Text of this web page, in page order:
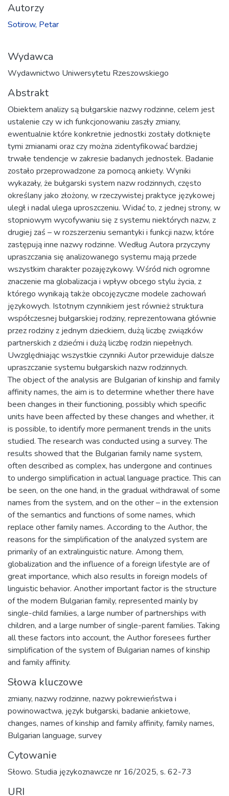
Autorzy
Sotirow, Petar
Wydawca
Wydawnictwo Uniwersytetu Rzeszowskiego
Abstrakt
Obiektem analizy są bułgarskie nazwy rodzinne, celem jest
ustalenie czy w ich funkcjonowaniu zaszły zmiany,
ewentualnie które konkretnie jednostki zostały dotknięte
tymi zmianami oraz czy można zidentyfikować bardziej
trwałe tendencje w zakresie badanych jednostek. Badanie
zostało przeprowadzone za pomocą ankiety. Wyniki
wykazały, że bułgarski system nazw rodzinnych, często
określany jako złożony, w rzeczywistej praktyce językowej
uległ i nadal ulega uproszczeniu. Widać to, z jednej strony, w
stopniowym wycofywaniu się z systemu niektórych nazw, z
drugiej zaś – w rozszerzeniu semantyki i funkcji nazw, które
zastępują inne nazwy rodzinne. Według Autora przyczyny
upraszczania się analizowanego systemu mają przede
wszystkim charakter pozajęzykowy. Wśród nich ogromne
znaczenie ma globalizacja i wpływ obcego stylu życia, z
którego wynikają także obcojęzyczne modele zachowań
językowych. Istotnym czynnikiem jest również struktura
współczesnej bułgarskiej rodziny, reprezentowana głównie
przez rodziny z jednym dzieckiem, dużą liczbę związków
partnerskich z dziećmi i dużą liczbę rodzin niepełnych.
Uwzględniając wszystkie czynniki Autor przewiduje dalsze
upraszczanie systemu bułgarskich nazw rodzinnych.
The object of the analysis are Bulgarian of kinship and family
affinity names, the aim is to determine whether there have
been changes in their functioning, possibly which specific
units have been affected by these changes and whether, it
is possible, to identify more permanent trends in the units
studied. The research was conducted using a survey. The
results showed that the Bulgarian family name system,
often described as complex, has undergone and continues
to undergo simplification in actual language practice. This can
be seen, on the one hand, in the gradual withdrawal of some
names from the system, and on the other – in the extension
of the semantics and functions of some names, which
replace other family names. According to the Author, the
reasons for the simplification of the analyzed system are
primarily of an extralinguistic nature. Among them,
globalization and the influence of a foreign lifestyle are of
great importance, which also results in foreign models of
linguistic behavior. Another important factor is the structure
of the modern Bulgarian family, represented mainly by
single-child families, a large number of partnerships with
children, and a large number of single-parent families. Taking
all these factors into account, the Author foresees further
simplification of the system of Bulgarian names of kinship
and family affinity.
Słowa kluczowe
zmiany, nazwy rodzinne, nazwy pokrewieństwa i
powinowactwa, język bułgarski, badanie ankietowe,
changes, names of kinship and family affinity, family names,
Bulgarian language, survey
Cytowanie
Słowo. Studia językoznawcze nr 16/2025, s. 62-73
URI